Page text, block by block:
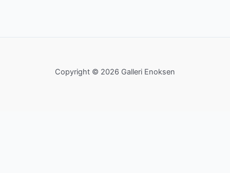
Copyright © 2026 Galleri Enoksen